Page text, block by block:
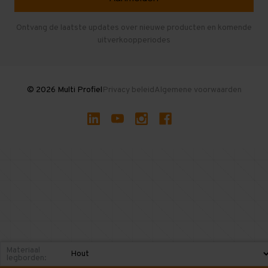
Gebruikte entresolvloeren
Ontvang de laatste updates over nieuwe producten en komende
uitverkoopperiodes
© 2026 Multi ProfielPrivacy beleidAlgemene voorwaarden
Materiaal
legborden: